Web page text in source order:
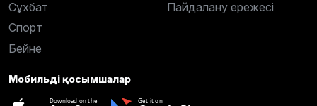
Сұхбат
Спорт
Бейне
Пайдалану ережесі
Мобильді қосымшалар
Download on the Get it on